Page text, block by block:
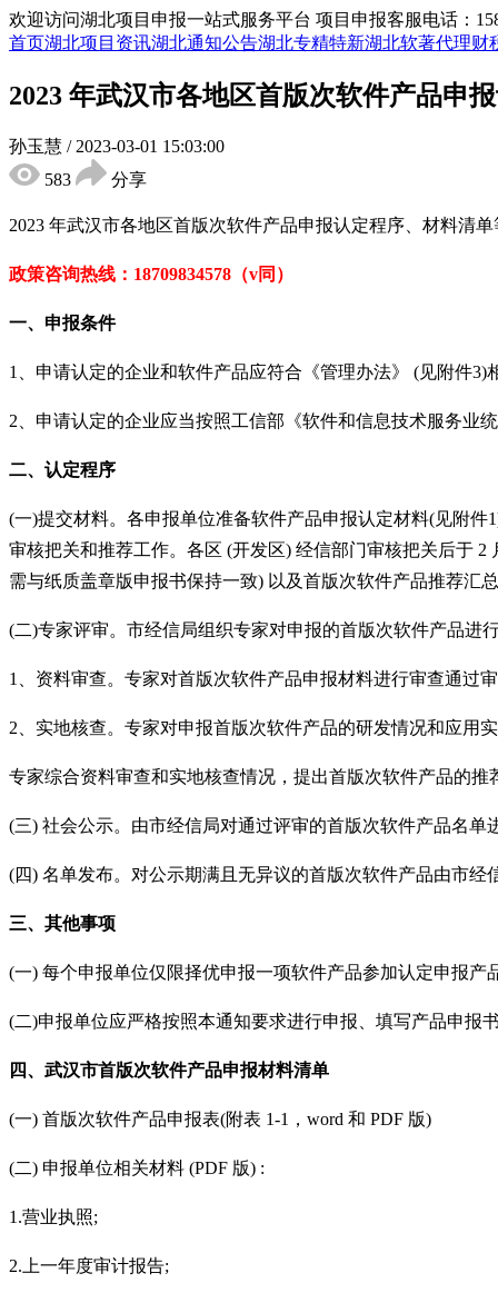
欢迎访问湖北项目申报一站式服务平台 项目申报客服电话：
首页湖北项目资讯湖北通知公告湖北专精特新湖北软著代理财
2023 年武汉市各地区首版次软件产品申
孙玉慧 / 2023-03-01 15:03:00
583
分享
2023 年武汉市各地区首版次软件产品申报认定程序、材料清
政策咨询热线： 18709834578（v同）
一、申报条件
1、申请认定的企业和软件产品应符合《管理办法》 (见附件3)
2、申请认定的企业应当按照工信部《软件和信息技术服务业
二、认定程序
(一)提交材料。各申报单位准备软件产品申报认定材料(见附
审核把关和推荐工作。各区 (开发区) 经信部门审核把关后于
需与纸质盖章版申报书保持一致) 以及首版次软件产品推荐汇
(二)专家评审。市经信局组织专家对申报的首版次软件产品进
1、资料审查。专家对首版次软件产品申报材料进行审查通过
2、实地核查。专家对申报首版次软件产品的研发情况和应用
专家综合资料审查和实地核查情况，提出首版次软件产品的推
(三) 社会公示。由市经信局对通过评审的首版次软件产品名单
(四) 名单发布。对公示期满且无异议的首版次软件产品由市经
三、其他事项
(一) 每个申报单位仅限择优申报一项软件产品参加认定申报
(二)申报单位应严格按照本通知要求进行申报、填写产品申报
四、 武汉市首版次软件产品申报材料清单
(一) 首版次软件产品申报表(附表 1-1，word 和 PDF 版)
(二) 申报单位相关材料 (PDF 版) :
1.营业执照;
2.上一年度审计报告;